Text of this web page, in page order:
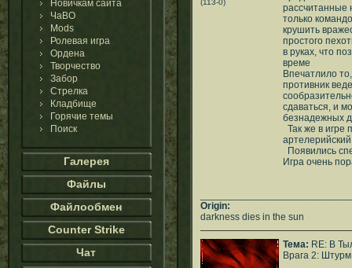
Новичкам сайта
ЧаВО
Mods
Ролевая игра
Ордена
Творчество
Забор
Стрелка
Кладбище
Горячие темы
Поиск
Галерея
Файлы
Файлообмен
Counter Strike
Чат
(113-0)
рассчитанные
только
крушить
простого
в руках, что
време
Впечатлило
противник
сдаваться, и
безнадежных
Так же в игре
Появились
Игра очень
Origin:
darkness dies in the sun
Тема: RE: В
Врага 2: Штурм